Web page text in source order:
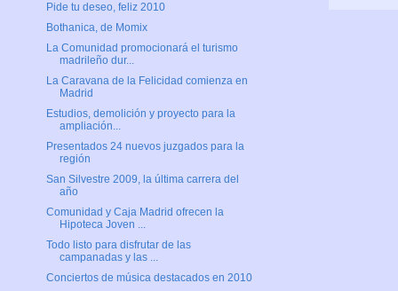
Pide tu deseo, feliz 2010
Bothanica, de Momix
La Comunidad promocionará el turismo
madrileño dur...
La Caravana de la Felicidad comienza en
Madrid
Estudios, demolición y proyecto para la
ampliación...
Presentados 24 nuevos juzgados para la
región
San Silvestre 2009, la última carrera del
año
Comunidad y Caja Madrid ofrecen la
Hipoteca Joven ...
Todo listo para disfrutar de las
campanadas y las ...
Conciertos de música destacados en 2010